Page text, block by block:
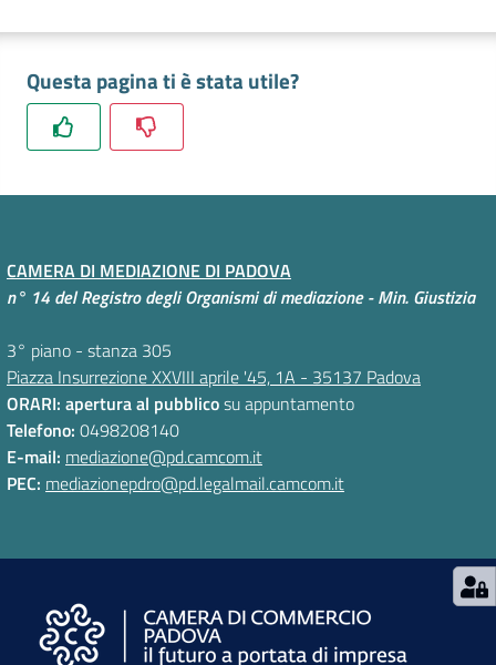
Seguici
Questa pagina ti è stata utile?
CAMERA DI MEDIAZIONE DI PADOVA
n° 14 del Registro degli Organismi di mediazione - Min. Giustizia
3° piano - stanza 305
Piazza Insurrezione XXVIII aprile '45, 1A - 35137 Padova
ORARI: apertura al pubblicosu appuntamento
Telefono: 0498208140
E-mail: mediazione@pd.camcom.it
PEC: mediazionepdro@pd.legalmail.camcom.it